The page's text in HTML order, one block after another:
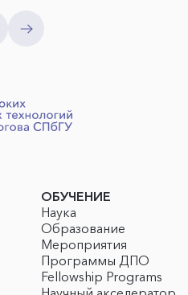
ОБУЧЕНИЕ
Наука
Образование
Мероприятия
Программы ДПО
Fellowship Programs